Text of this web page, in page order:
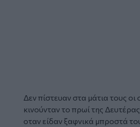
Δεν πίστευαν στα μάτια τους οι
κινούνταν το πρωί της
οταν είδαν ξαφνικά μπροστά